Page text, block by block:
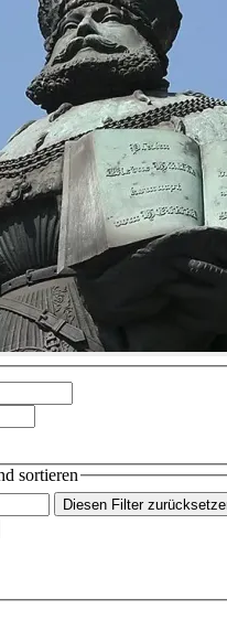
sortieren
Diesen Filter